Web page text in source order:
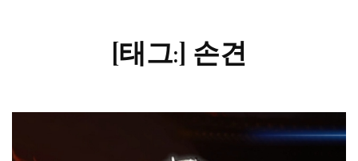
[태그:] 손견